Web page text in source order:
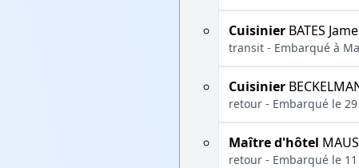
Cuisinier BATES
transit - Embarqué à
Cuisinier
retour - Embarqué le
Maître d'hôtel
retour - Embarqué le